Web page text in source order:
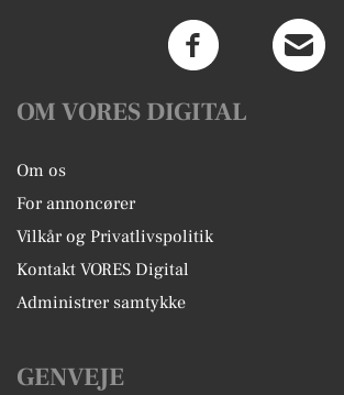
OM VORES DIGITAL
Om os
For annoncører
Vilkår og Privatlivspolitik
Kontakt VORES Digital
Administrer samtykke
GENVEJE